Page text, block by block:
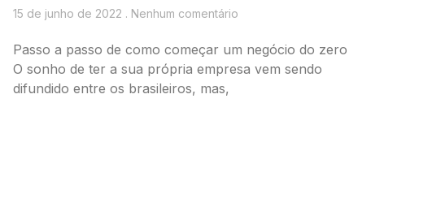
15 de junho de 2022 Nenhum comentário
Passo a passo de como começar um negócio do zero
O sonho de ter a sua própria empresa vem sendo
difundido entre os brasileiros, mas,